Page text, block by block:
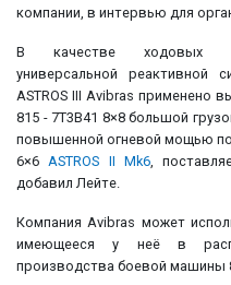
компании, в интервью для
В качестве ходовых
универсальной реактивной
ASTROS III Avibras применено
815 - 7T3B41 8×8 большой
повышенной огневой мощью
6×6 ASTROS II Mk6,
добавил Лейте.
Компания Avibras может
имеющееся у неё в
производства боевой машины